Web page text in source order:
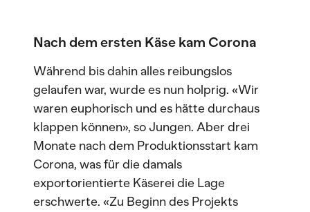
Nach dem ersten Käse kam Corona
Während bis dahin alles reibungslos
gelaufen war, wurde es nun holprig. «Wir
waren euphorisch und es hätte durchaus
klappen können», so Jungen. Aber drei
Monate nach dem Produktionsstart kam
Corona, was für die damals
exportorientierte Käserei die Lage
erschwerte. «Zu Beginn des Projekts